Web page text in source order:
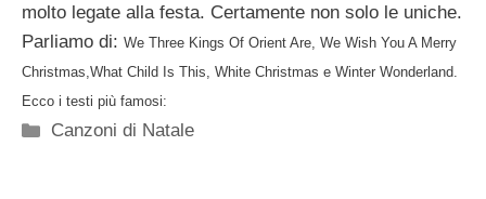
molto legate alla festa. Certamente non solo le uniche.
Parliamo di: We Three Kings Of Orient Are, We Wish You A Merry
Christmas,What Child Is This, White Christmas e Winter Wonderland.
Ecco i testi più famosi:
Categorie
Canzoni di Natale